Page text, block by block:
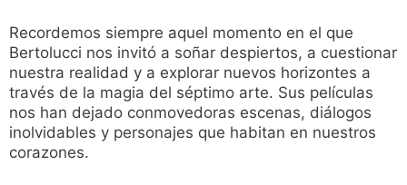
Recordemos siempre aquel momento en el que
Bertolucci nos invitó a soñar despiertos, a cuestionar
nuestra realidad y a explorar nuevos horizontes a
través de la magia del séptimo arte. Sus películas
nos han dejado conmovedoras escenas, diálogos
inolvidables y personajes que habitan en nuestros
corazones.